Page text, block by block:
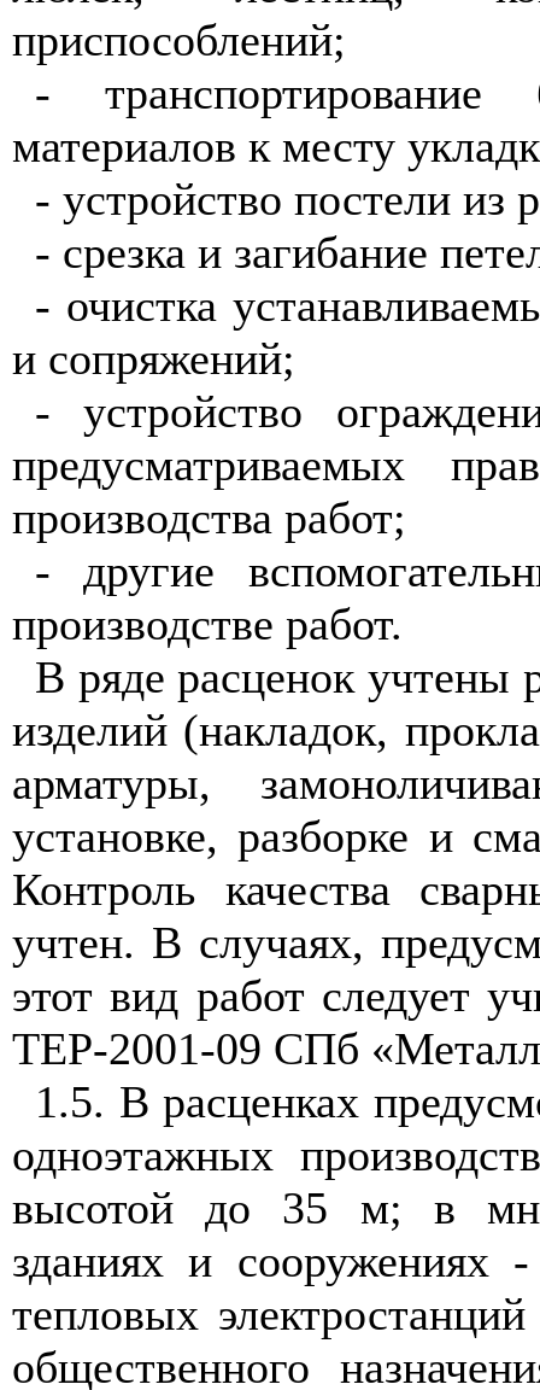
приспособлений;
-
материалов к месту
- устройство постели из
- срезка и загибание
- очистка
и сопряжений;
- устройство
предусматриваемых
производства работ;
- другие
производстве работ.
В ряде расценок учтены
изделий (накладок,
арматуры,
установке, разборке и
Контроль качества
учтен. В случаях,
этот вид работ следует
ТЕР-2001-09 СПб
1.5. В расценках
одноэтажных
высотой до 35 м; в
зданиях и
тепловых
общественного